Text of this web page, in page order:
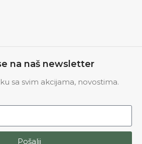
na naš newsletter
sa svim akcijama, novostima.
Pošalji